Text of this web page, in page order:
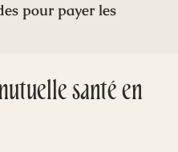
pour payer les
santé en